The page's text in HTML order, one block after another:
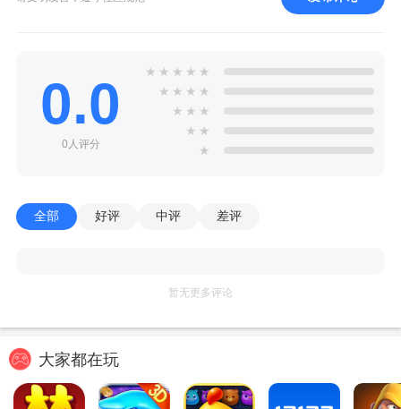
0.0
0人评分
★ ★ ★ ★ ★
★ ★ ★ ★
★ ★ ★
★ ★
★
全部 好评 中评 差评
暂无更多评论
大家都在玩